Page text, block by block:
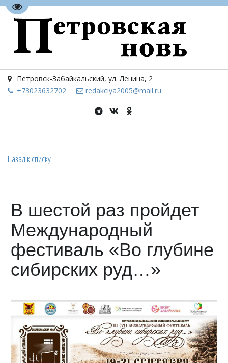
Перейти на версию для слабовидящих
Петровск-Забайкальский, ул. Ленина, 2
+73023632702 redakciya2005@mail.ru
Назад к списку
В шестой раз пройдет
Международный
фестиваль «Во глубине
сибирских руд…»